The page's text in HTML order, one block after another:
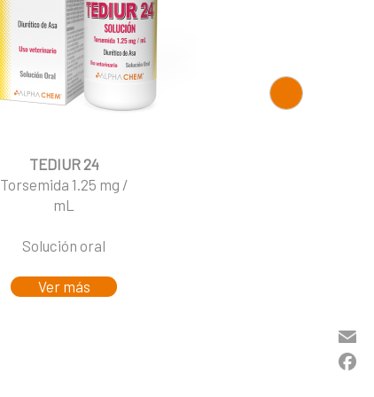
TEDIUR 24
Torsemida 1.25 mg /
mL
Solución oral
Ver más